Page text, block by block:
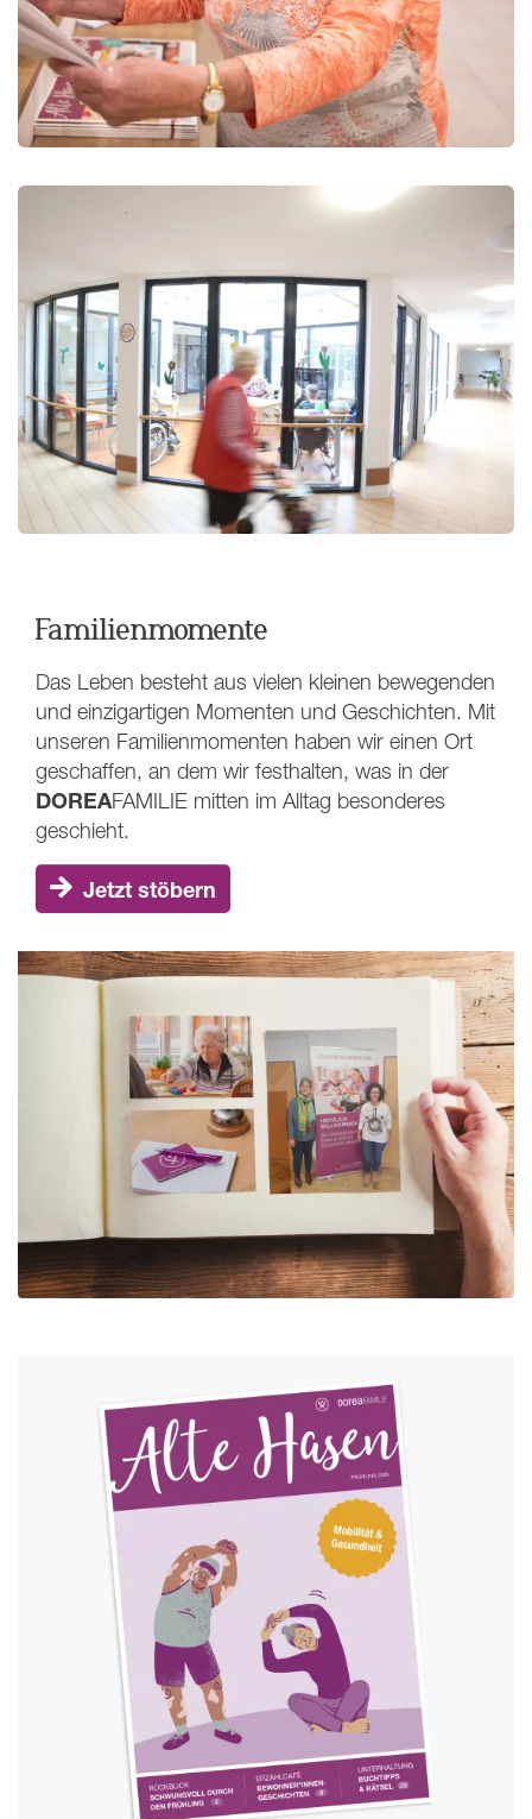
Familienmomente
Das Leben besteht aus vielen kleinen bewegenden
und einzigartigen Momenten und Geschichten. Mit
unseren Familienmomenten haben wir einen Ort
geschaffen, an dem wir festhalten, was in der
DOREAFAMILIE mitten im Alltag besonderes
geschieht.
Jetzt stöbern